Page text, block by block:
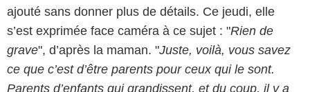
ajouté sans donner plus de détails. Ce jeudi, elle
s’est exprimée face caméra à ce sujet : "Rien de
grave", d’après la maman. "Juste, voilà, vous savez
ce que c’est d’être parents pour ceux qui le sont.
Parents d’enfants qui grandissent, et du coup, il y a